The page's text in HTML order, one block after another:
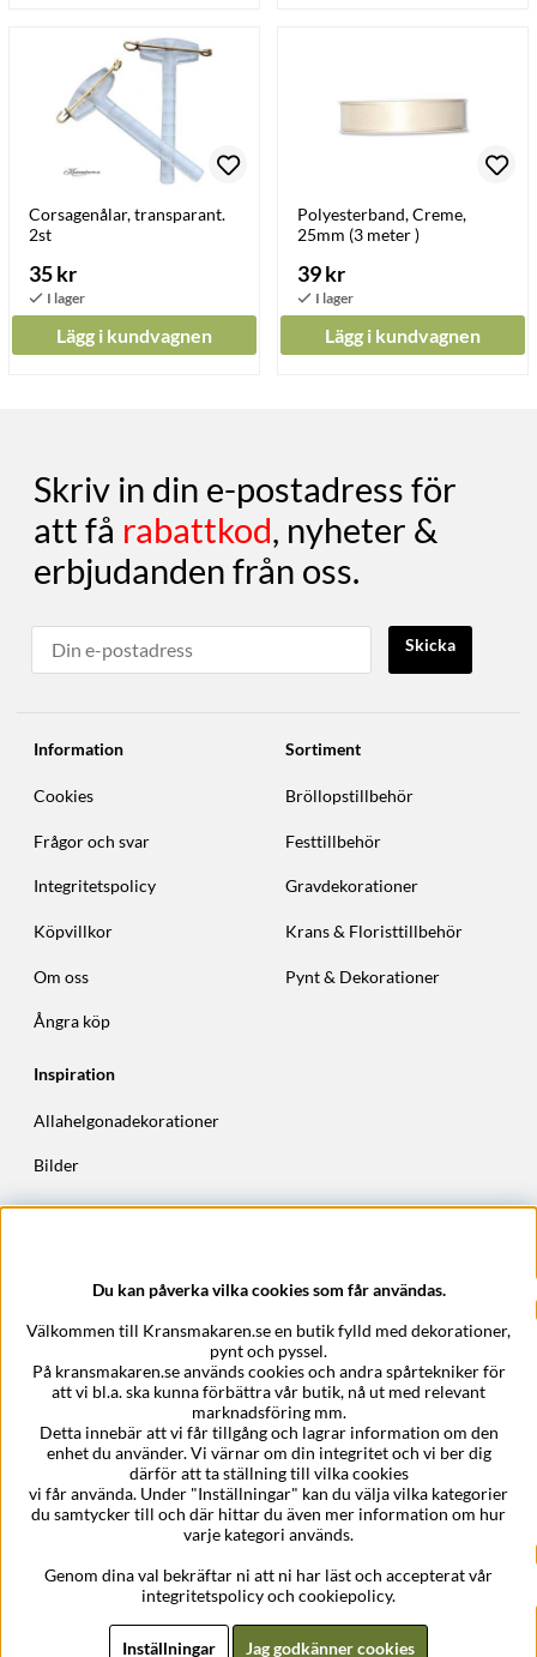
Corsagenålar, transparant.
2st
35 kr
Lägg i kundvagnen
Polyesterband, Creme,
25mm (3 meter )
39 kr
Lägg i kundvagnen
Skriv in din e-postadress för
att få rabattkod, nyheter &
erbjudanden från oss.
Skicka
Information
Cookies
Frågor och svar
Integritetspolicy
Köpvillkor
Om oss
Ångra köp
Sortiment
Bröllopstillbehör
Festtillbehör
Gravdekorationer
Krans & Floristtillbehör
Pynt & Dekorationer
Inspiration
Allahelgonadekorationer
Bilder
Höstkransar
Epost:support@kransmakaren.se
Du kan påverka vilka cookies som får användas.
Välkommen till Kransmakaren.se en butik fylld med dekorationer,
pynt och pyssel.
På kransmakaren.se används cookies och andra spårtekniker för
att vi bl.a. ska kunna förbättra vår butik, nå ut med relevant
marknadsföring mm.
Detta innebär att vi får tillgång och lagrar information om den
enhet du använder. Vi värnar om din integritet och vi ber dig
därför att ta ställning till vilka cookies
vi får använda. Under "Inställningar" kan du välja vilka kategorier
du samtycker till och där hittar du även mer information om hur
varje kategori används.
Genom dina val bekräftar ni att ni har läst och accepterat vår
integritetspolicy och cookiepolicy.
Inställningar Jag godkänner cookies